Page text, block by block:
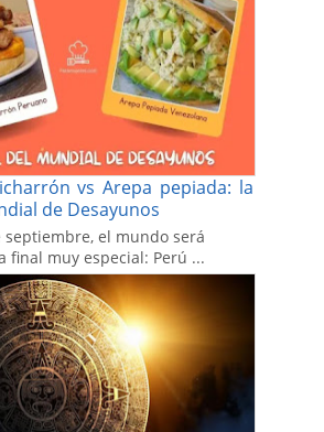
vs Arepa pepiada: la
de Desayunos
septiembre, el mundo será
final muy especial: Perú ...